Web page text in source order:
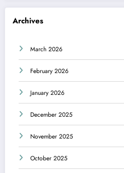
Archives
March 2026
February 2026
January 2026
December 2025
November 2025
October 2025